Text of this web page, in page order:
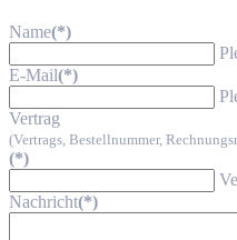
Name(*)
E-Mail(*)
Vertrag
(Vertrags, Bestellnummer,
(*)
Nachricht(*)